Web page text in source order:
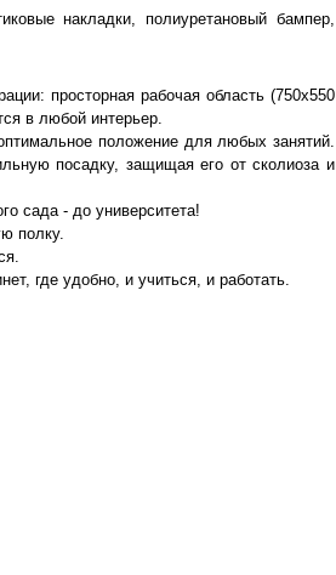
накладки, полиуретановый бампер,
просторная рабочая область (750х550
в любой интерьер.
положение для любых занятий.
посадку, защищая его от сколиоза и
сада - до университета!
полку.
где удобно, и учиться, и работать.